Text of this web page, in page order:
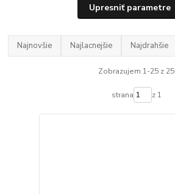
Upresniť parametre
Najnovšie Najlacnejšie Najdrahšie
Zobrazujem 1-25 z 25
strana z 1